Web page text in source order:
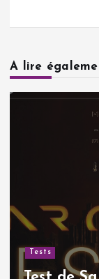
A lire
Tests